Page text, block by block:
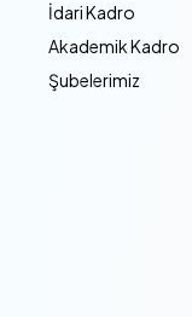
İdari Kadro
Akademik Kadro
Şubelerimiz